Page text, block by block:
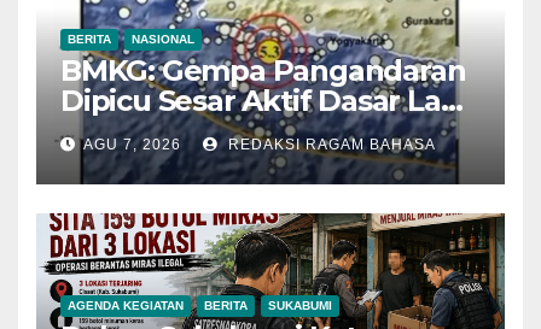
BERITA NASIONAL
BMKG: Gempa Pangandaran
Dipicu Sesar Aktif Dasar Laut,
Getarannya Terasa hingga
Sukabumi
AGU 7, 2026 REDAKSI RAGAM BAHASA
AGENDA KEGIATAN BERITA SUKABUMI